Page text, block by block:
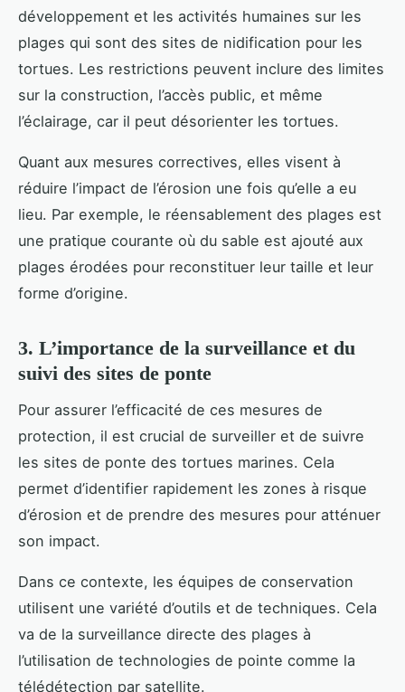
développement et les activités humaines sur les
plages qui sont des sites de nidification pour les
tortues. Les restrictions peuvent inclure des limites
sur la construction, l’accès public, et même
l’éclairage, car il peut désorienter les tortues.
Quant aux mesures correctives, elles visent à
réduire l’impact de l’érosion une fois qu’elle a eu
lieu. Par exemple, le réensablement des plages est
une pratique courante où du sable est ajouté aux
plages érodées pour reconstituer leur taille et leur
forme d’origine.
3. L’importance de la surveillance et du
suivi des sites de ponte
Pour assurer l’efficacité de ces mesures de
protection, il est crucial de surveiller et de suivre
les sites de ponte des tortues marines. Cela
permet d’identifier rapidement les zones à risque
d’érosion et de prendre des mesures pour atténuer
son impact.
Dans ce contexte, les équipes de conservation
utilisent une variété d’outils et de techniques. Cela
va de la surveillance directe des plages à
l’utilisation de technologies de pointe comme la
télédétection par satellite.